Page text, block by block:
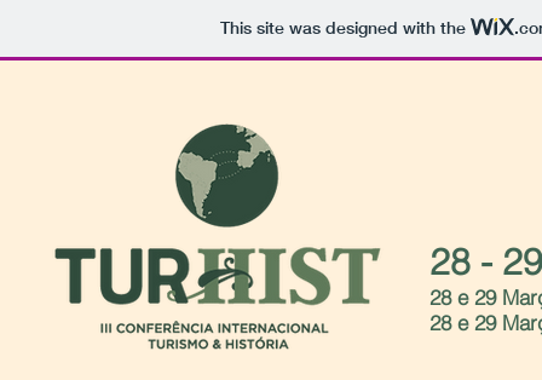
This site was designed with the
28 -
28 e 29
28 e 29